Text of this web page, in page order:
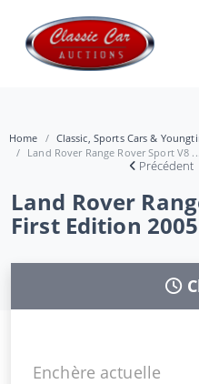
Home
Classic, Sports Cars &
Land Rover Range Rover Sport V8 ...
Précédent
Land Rover
First Edition 2005
Enchère actuelle